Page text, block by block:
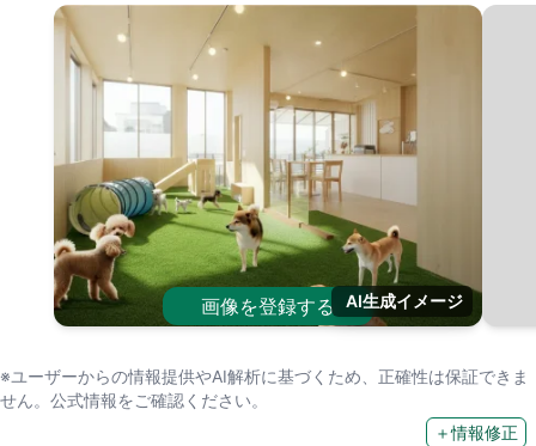
画像を登録する AI生成イメージ
※ユーザーからの情報提供やAI解析に基づくため、正確性は保証できま
せん。公式情報をご確認ください。
＋情報修正